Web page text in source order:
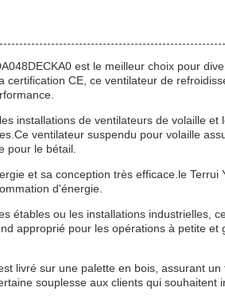
est le meilleur choix pour
CE, ce ventilateur de
installations de ventilateurs de volaille et
ventilateur suspendu pour volaille
pour le bétail.
et sa conception très efficace.le Terrui
d'énergie.
étables ou les installations industrielles,
approprié pour les opérations à petite et
livré sur une palette en bois, assurant
souplesse aux clients qui souhaitent